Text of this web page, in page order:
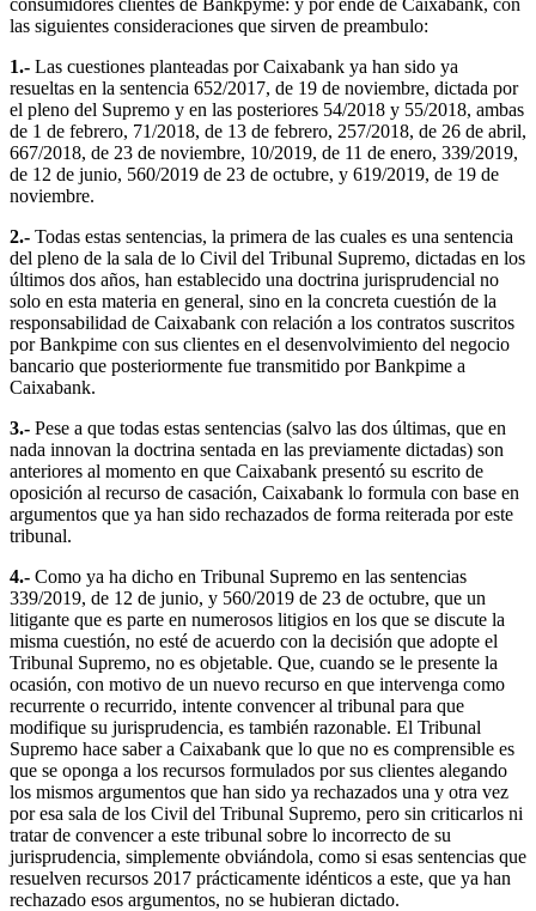
las siguientes consideraciones que sirven de preambulo:
1.- Las cuestiones planteadas por Caixabank ya han sido ya
resueltas en la sentencia 652/2017, de 19 de noviembre, dictada por
el pleno del Supremo y en las posteriores 54/2018 y 55/2018, ambas
de 1 de febrero, 71/2018, de 13 de febrero, 257/2018, de 26 de abril,
667/2018, de 23 de noviembre, 10/2019, de 11 de enero, 339/2019,
de 12 de junio, 560/2019 de 23 de octubre, y 619/2019, de 19 de
noviembre.
2.- Todas estas sentencias, la primera de las cuales es una sentencia
del pleno de la sala de lo Civil del Tribunal Supremo, dictadas en los
últimos dos años, han establecido una doctrina jurisprudencial no
solo en esta materia en general, sino en la concreta cuestión de la
responsabilidad de Caixabank con relación a los contratos suscritos
por Bankpime con sus clientes en el desenvolvimiento del negocio
bancario que posteriormente fue transmitido por Bankpime a
Caixabank.
3.- Pese a que todas estas sentencias (salvo las dos últimas, que en
nada innovan la doctrina sentada en las previamente dictadas) son
anteriores al momento en que Caixabank presentó su escrito de
oposición al recurso de casación, Caixabank lo formula con base en
argumentos que ya han sido rechazados de forma reiterada por este
tribunal.
4.- Como ya ha dicho en Tribunal Supremo en las sentencias
339/2019, de 12 de junio, y 560/2019 de 23 de octubre, que un
litigante que es parte en numerosos litigios en los que se discute la
misma cuestión, no esté de acuerdo con la decisión que adopte el
Tribunal Supremo, no es objetable. Que, cuando se le presente la
ocasión, con motivo de un nuevo recurso en que intervenga como
recurrente o recurrido, intente convencer al tribunal para que
modifique su jurisprudencia, es también razonable. El Tribunal
Supremo hace saber a Caixabank que lo que no es comprensible es
que se oponga a los recursos formulados por sus clientes alegando
los mismos argumentos que han sido ya rechazados una y otra vez
por esa sala de los Civil del Tribunal Supremo, pero sin criticarlos ni
tratar de convencer a este tribunal sobre lo incorrecto de su
jurisprudencia, simplemente obviándola, como si esas sentencias que
resuelven recursos 2017 prácticamente idénticos a este, que ya han
rechazado esos argumentos, no se hubieran dictado.